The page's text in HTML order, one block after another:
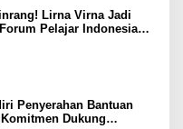
Lirna Virna Jadi
Pelajar Indonesia
Penyerahan Bantuan
Dukung